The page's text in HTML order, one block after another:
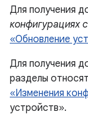
Для получения
конфигурациях
«Обновление
Для получения
разделы
«Изменения
устройств».